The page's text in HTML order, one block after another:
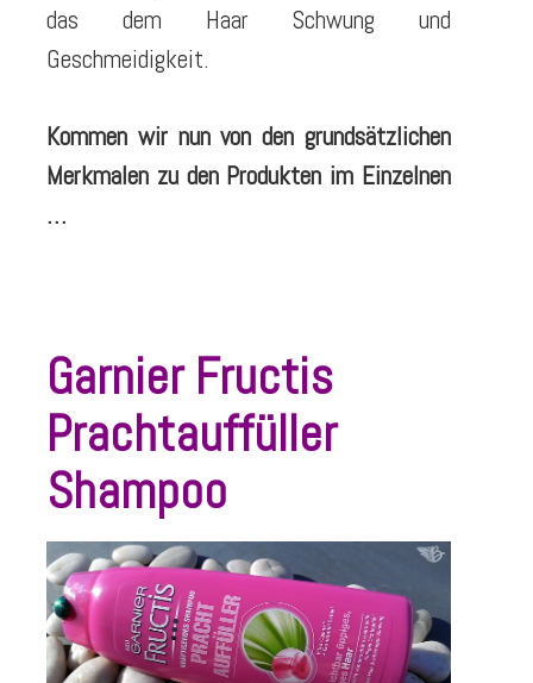
das dem Haar Schwung und
Geschmeidigkeit.
Kommen wir nun von den grundsätzlichen
Merkmalen zu den Produkten im Einzelnen
…
Garnier Fructis
Prachtauffüller
Shampoo